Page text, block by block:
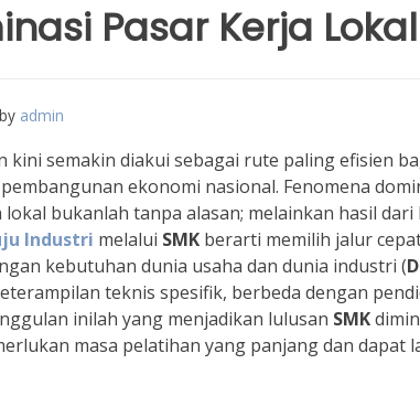
Pasar Kerja Lokal
by admin
kini semakin diakui sebagai rute paling efisien
ekonomi nasional. Fenomena
lokal bukanlah tanpa alasan; melainkan hasil
Industri melalui SMK berarti memilih jalur
kebutuhan dunia usaha dan dunia industri (
teknis spesifik, berbeda dengan
inilah yang menjadikan lulusan SMK
masa pelatihan yang panjang dan dapat